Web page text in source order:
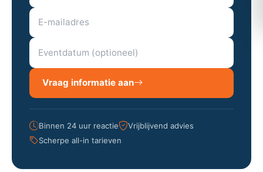
Vraag informatie aan
Binnen 24 uur reactie
Vrijblijvend advies
Scherpe all-in tarieven